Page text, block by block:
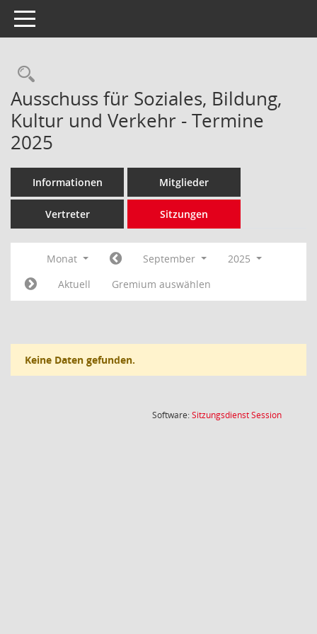
Toggle navigation
Rechercheauswahl
Ausschuss für Soziales, Bildung,
Kultur und Verkehr - Termine
2025
Informationen Mitglieder
Vertreter Sitzungen
Monat September
2025
Aktuell
Gremium auswählen
Keine Daten gefunden.
Software:SitzungsdienstSession(Wird in